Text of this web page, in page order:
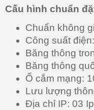
Cấu hình chuẩn
Chuẩn không
Công suất
Băng thông
Băng thông
Ổ cắm mạng:
Lưu lượng
Địa chỉ IP: 03 Ip